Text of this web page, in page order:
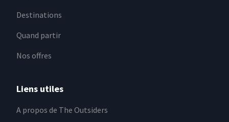
Destinations
Quand partir
Nos offres
Liens utiles
A propos de The Outsiders